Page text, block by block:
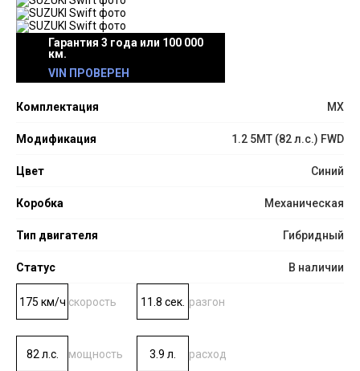
Гарантия 3 года или 100 000
км.
VIN ПРОВЕРЕН
Комплектация MX
Модификация 1.2 5MT (82 л.с.) FWD
Цвет Синий
Коробка Механическая
Тип двигателя Гибридный
Статус В наличии
175 км/ч скорость 11.8 сек. разгон
82 л.с. мощность 3.9 л. расход